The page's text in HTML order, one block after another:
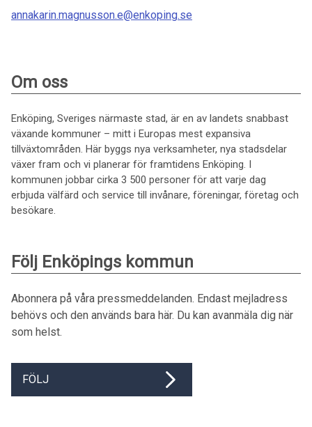
annakarin.magnusson.e@enkoping.se
Om oss
Enköping, Sveriges närmaste stad, är en av landets snabbast
växande kommuner – mitt i Europas mest expansiva
tillväxtområden. Här byggs nya verksamheter, nya stadsdelar
växer fram och vi planerar för framtidens Enköping. I
kommunen jobbar cirka 3 500 personer för att varje dag
erbjuda välfärd och service till invånare, föreningar, företag och
besökare.
Följ Enköpings kommun
Abonnera på våra pressmeddelanden. Endast mejladress
behövs och den används bara här. Du kan avanmäla dig när
som helst.
FÖLJ